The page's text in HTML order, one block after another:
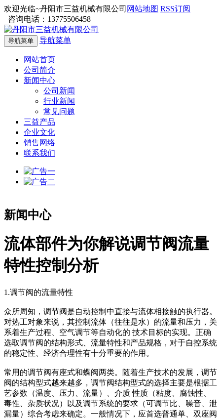
欢迎光临~丹阳市三益机械有限公司 网站地图 RSS订阅
咨询电话：13775506458
导航菜单 导航菜单
网站首页
公司简介
新闻中心
公司新闻
行业新闻
常见问题
三益产品
企业文化
销售网络
联系我们
新闻中心
流体部件为你解说调节阀流量
特性控制分析
1.调节阀的流量特性
众所周知，调节阀是自动控制中直接与流体相接触的执行器。
对热工对象来说，其控制流体（往往是水）的流量和压力，关
系着生产过程、空气调节等自动化的 技术目标的实现。正确
选取调节阀的结构形式、流量特性和产品规格，对于自控系统
的稳定性、经济合理性有十分重要的作用。
常用的调节阀有座式和蝶阀两类。随着生产技术的发展，调节
阀的结构型式越来越多，调节阀结构型式的选择主要是根据工
艺参数（温度、压力、流量）、介质 性质（粘度、腐蚀性、
毒性、杂质状况）以及调节系统的要求（可调节比、噪音、泄
漏量）综合考虑来确定。一般情况下，应首选普通单、双座阀